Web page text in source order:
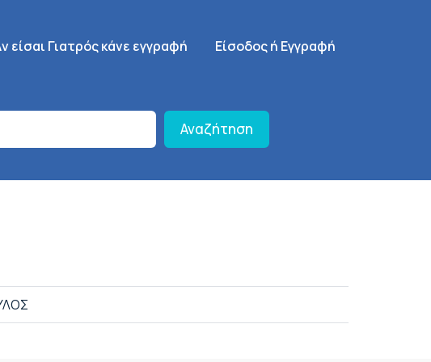
πλοήγηση
είσαι Γιατρός κάνε εγγραφή SignUp Menu
Είσοδος ή Εγγραφή
Αναζήτηση